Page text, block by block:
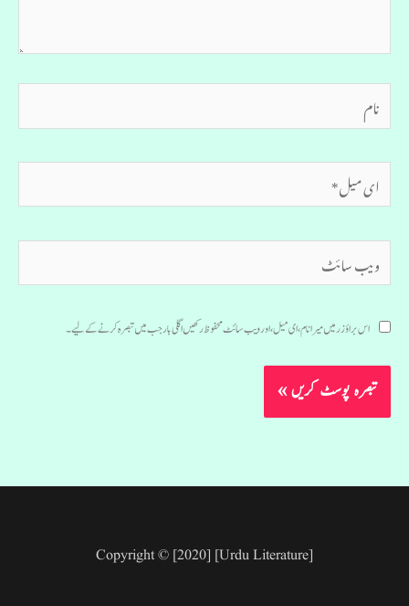
میل*
سائٹ
اس براؤزر میں میرا نام، ای میل، اور ویب سائٹ محفوظ رکھیں اگلی بار جب میں تبصرہ کرنے کےلیے۔
Copyright © [2020] [Urdu Literature]